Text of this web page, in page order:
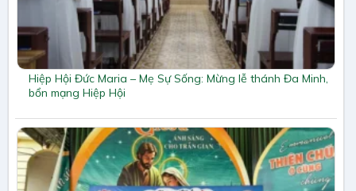
Hiệp Hội Đức Maria – Mẹ Sự Sống: Mừng lễ thánh Đa Minh,
bổn mạng Hiệp Hội